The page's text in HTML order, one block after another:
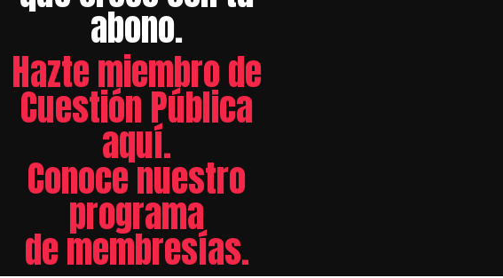
abono.
Hazte miembro de
Cuestión Pública
aquí.
Conoce nuestro
programa
de membresías.